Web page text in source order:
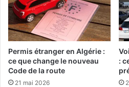
i
s
p
u
b
l
i
n
u
v
e
l
l
e
Permis étranger en Algérie :
ce que change le nouveau
Code de la route
21 mai 2026
: